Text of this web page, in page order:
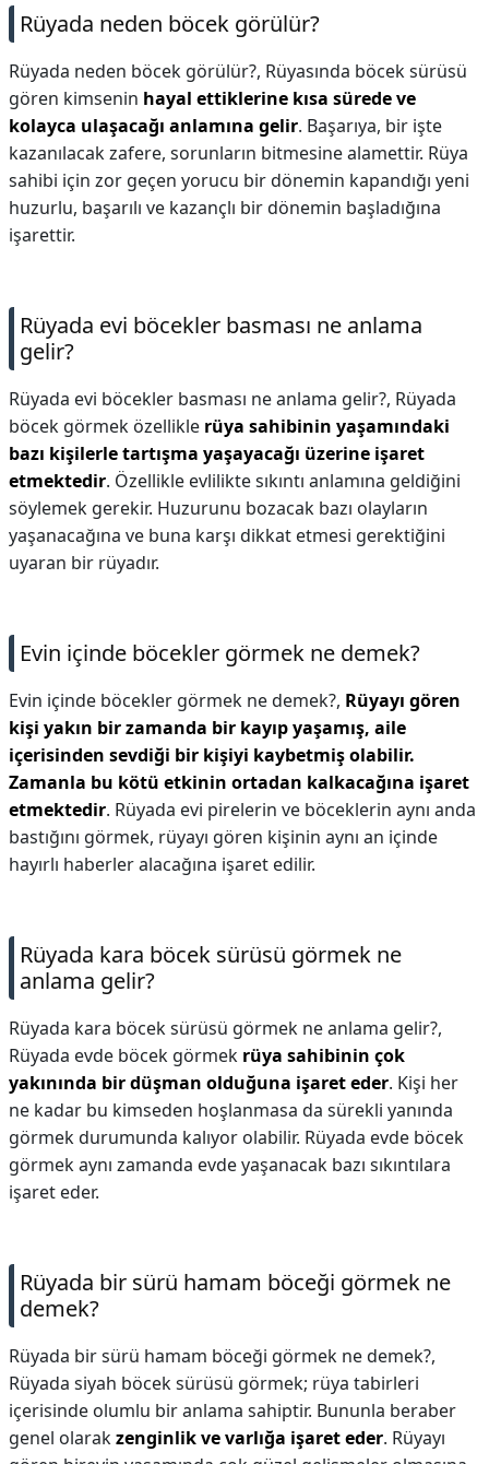
Rüyada neden böcek görülür?
Rüyada neden böcek görülür?, Rüyasında böcek sürüsü
gören kimsenin hayal ettiklerine kısa sürede ve
kolayca ulaşacağı anlamına gelir. Başarıya, bir işte
kazanılacak zafere, sorunların bitmesine alamettir. Rüya
sahibi için zor geçen yorucu bir dönemin kapandığı yeni
huzurlu, başarılı ve kazançlı bir dönemin başladığına
işarettir.
Rüyada evi böcekler basması ne anlama
gelir?
Rüyada evi böcekler basması ne anlama gelir?, Rüyada
böcek görmek özellikle rüya sahibinin yaşamındaki
bazı kişilerle tartışma yaşayacağı üzerine işaret
etmektedir. Özellikle evlilikte sıkıntı anlamına geldiğini
söylemek gerekir. Huzurunu bozacak bazı olayların
yaşanacağına ve buna karşı dikkat etmesi gerektiğini
uyaran bir rüyadır.
Evin içinde böcekler görmek ne demek?
Evin içinde böcekler görmek ne demek?, Rüyayı gören
kişi yakın bir zamanda bir kayıp yaşamış, aile
içerisinden sevdiği bir kişiyi kaybetmiş olabilir.
Zamanla bu kötü etkinin ortadan kalkacağına işaret
etmektedir. Rüyada evi pirelerin ve böceklerin aynı anda
bastığını görmek, rüyayı gören kişinin aynı an içinde
hayırlı haberler alacağına işaret edilir.
Rüyada kara böcek sürüsü görmek ne
anlama gelir?
Rüyada kara böcek sürüsü görmek ne anlama gelir?,
Rüyada evde böcek görmek rüya sahibinin çok
yakınında bir düşman olduğuna işaret eder. Kişi her
ne kadar bu kimseden hoşlanmasa da sürekli yanında
görmek durumunda kalıyor olabilir. Rüyada evde böcek
görmek aynı zamanda evde yaşanacak bazı sıkıntılara
işaret eder.
Rüyada bir sürü hamam böceği görmek ne
demek?
Rüyada bir sürü hamam böceği görmek ne demek?,
Rüyada siyah böcek sürüsü görmek; rüya tabirleri
içerisinde olumlu bir anlama sahiptir. Bununla beraber
genel olarakzenginlik ve varlığa işaret eder. Rüyayı